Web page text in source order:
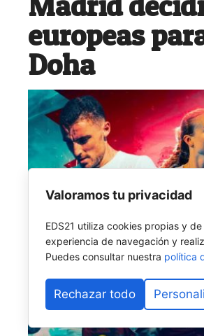
europeas
Doha
Valoramos tu privacidad
EDS21 utiliza cookies propias y
experiencia de navegación y
Puedes consultar nuestra política
Rechazar todo